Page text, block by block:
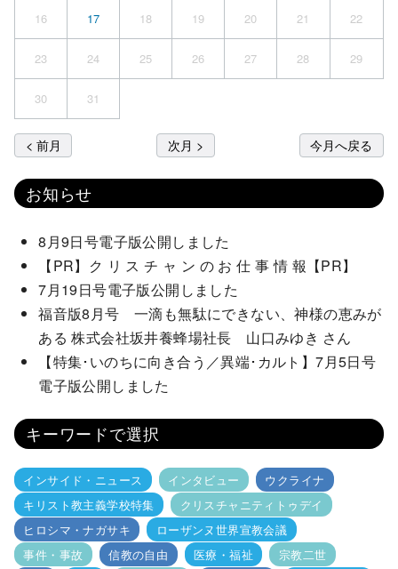
16 17 18 19 20 21 22
23 24 25 26 27 28 29
30 31
< 前月 次月 > 今月へ戻る
お知らせ
8月9日号電子版公開しました
【PR】ク リ ス チ ャ ン の お 仕 事 情 報【PR】
7月19日号電子版公開しました
福音版8月号 一滴も無駄にできない、神様の恵みが
ある 株式会社坂井養蜂場社長 山口みゆき さん
【特集･いのちに向き合う／異端･カルト】7月5日号
電子版公開しました
キーワードで選択
インサイド・ニュース インタビュー
ウクライナ
キリスト教主義学校特集
クリスチャニティトゥデイ
ヒロシマ・ナガサキ
ローザンヌ世界宣教会議
事件・事故
信教の自由 医療・福祉
宗教二世